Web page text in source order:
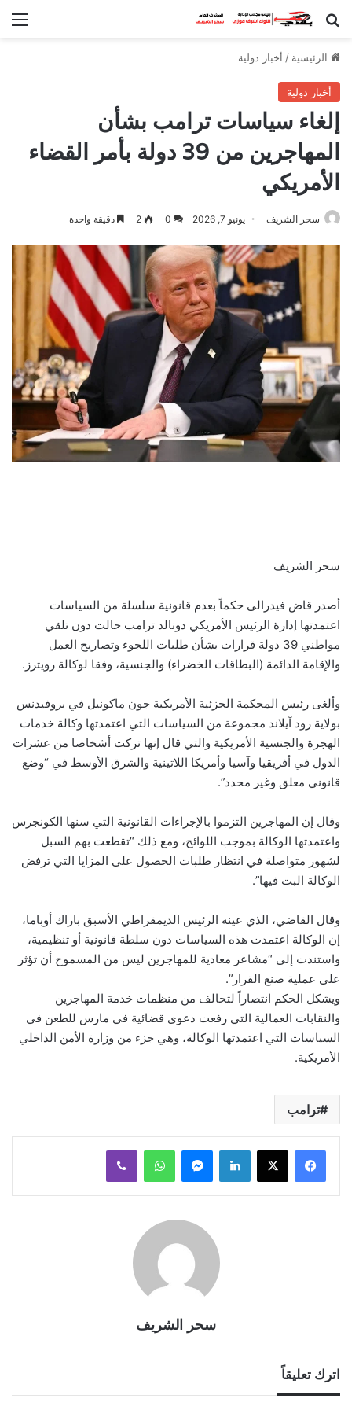
بحث عن
الرئيسية / أخبار دولية
أخبار دولية
إلغاء سياسات ترامب بشأن
المهاجرين من 39 دولة بأمر القضاء
الأمريكي
سحر الشريف يونيو 7, 2026 0
2 دقيقة واحدة
سحر الشريف
أصدر قاض فيدرالى حكماً بعدم قانونية سلسلة من السياسات
اعتمدتها إدارة الرئيس الأمريكي دونالد ترامب حالت دون تلقي
مواطني 39 دولة قرارات بشأن طلبات اللجوء وتصاريح العمل
والإقامة الدائمة (البطاقات الخضراء) والجنسية، وفقا لوكالة رويترز.
وألغى رئيس المحكمة الجزئية الأمريكية جون ماكونيل في بروفيدنس
بولاية رود آيلاند مجموعة من السياسات التي اعتمدتها وكالة خدمات
الهجرة والجنسية الأمريكية والتي قال إنها تركت أشخاصا من عشرات
الدول في أفريقيا وآسيا وأمريكا اللاتينية والشرق الأوسط في “وضع
قانوني معلق وغير محدد”.
وقال إن المهاجرين التزموا بالإجراءات القانونية التي سنها الكونجرس
واعتمدتها الوكالة بموجب اللوائح، ومع ذلك “تقطعت بهم السبل
لشهور متواصلة في انتظار طلبات الحصول على المزايا التي ترفض
الوكالة البت فيها”.
وقال القاضي، الذي عينه الرئيس الديمقراطي الأسبق باراك أوباما،
إن الوكالة اعتمدت هذه السياسات دون سلطة قانونية أو تنظيمية،
واستندت إلى “مشاعر معادية للمهاجرين ليس من المسموح أن تؤثر
على عملية صنع القرار”.
ويشكل الحكم انتصاراً لتحالف من منظمات خدمة المهاجرين
والنقابات العمالية التي رفعت دعوى قضائية في مارس للطعن في
السياسات التي اعتمدتها الوكالة، وهي جزء من وزارة الأمن الداخلي
الأمريكية.
ترامب
لينكدإن ماسنجر واتساب ڤايبر
سحر الشريف
اترك تعليقاً